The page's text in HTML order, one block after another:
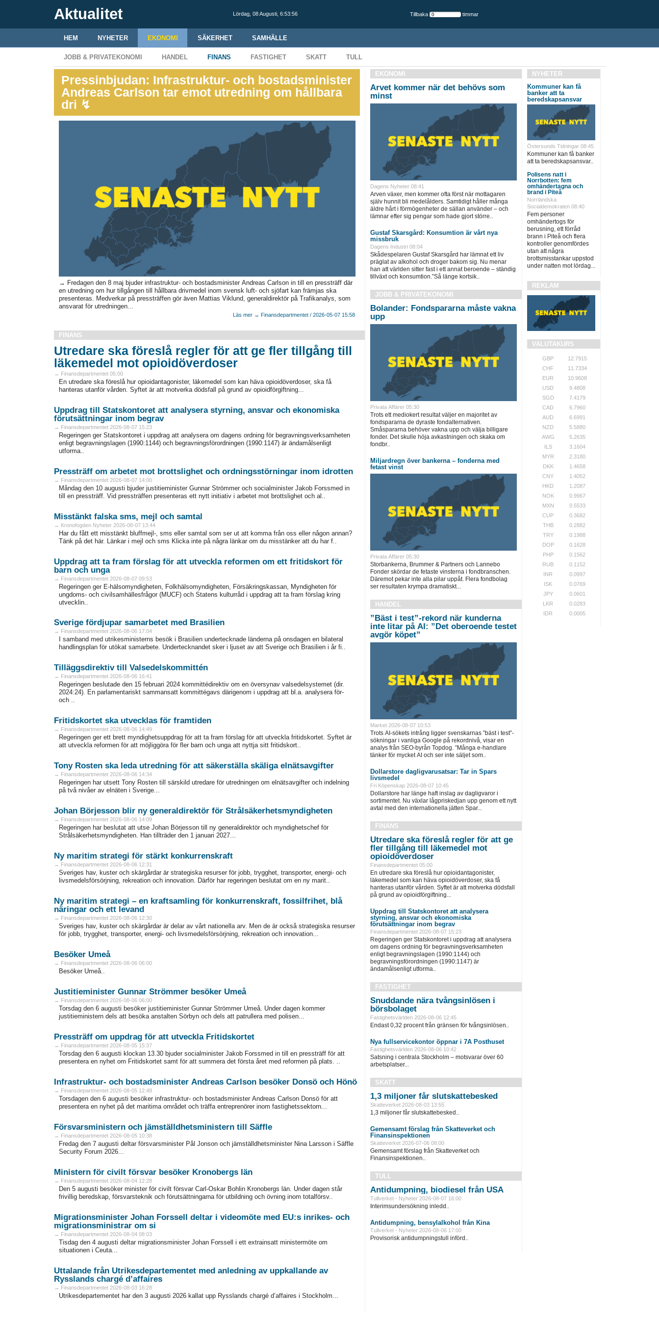
Aktualitet Lördag, 08 Augusti, 6:53:57 Tillbaka timmar
HEM NYHETER EKONOMI SÄKERHET SAMHÄLLE
JOBB & PRIVATEKONOMI HANDEL FINANS FASTIGHET SKATT TULL
Pressinbjudan: Infrastruktur- och bostadsminister
Andreas Carlson tar emot utredning om hållbara
dri ↯
→ Fredagen den 8 maj bjuder infrastruktur- och bostadsminister Andreas Carlson in till en pressträff där
en utredning om hur tillgången till hållbara drivmedel inom svensk luft- och sjöfart kan främjas ska
presenteras. Medverkar på pressträffen gör även Mattias Viklund, generaldirektör på Trafikanalys, som
ansvarat för utredningen...
Läs mer → Finansdepartmentet / 2026-05-07 15:58
FINANS
Utredare ska föreslå regler för att ge fler tillgång till
läkemedel mot opioidöverdoser
→ Finansdepartmentet 05:00
En utredare ska föreslå hur opioidantagonister, läkemedel som kan häva opioidöverdoser, ska få
hanteras utanför vården. Syftet är att motverka dödsfall på grund av opioidförgiftning...
Uppdrag till Statskontoret att analysera styrning, ansvar och ekonomiska
förutsättningar inom begrav
→ Finansdepartmentet 2026-08-07 15:23
Regeringen ger Statskontoret i uppdrag att analysera om dagens ordning för begravningsverksamheten
enligt begravningslagen (1990:1144) och begravningsförordningen (1990:1147) är ändamålsenligt
utforma..
Pressträff om arbetet mot brottslighet och ordningsstörningar inom idrotten
→ Finansdepartmentet 2026-08-07 14:00
Måndag den 10 augusti bjuder justitieminister Gunnar Strömmer och socialminister Jakob Forssmed in
till en pressträff. Vid pressträffen presenteras ett nytt initiativ i arbetet mot brottslighet och al..
Misstänkt falska sms, mejl och samtal
→ Kronofogden Nyheter 2026-08-07 13:44
Har du fått ett misstänkt bluffmejl-, sms eller samtal som ser ut att komma från oss eller någon annan?
Tänk på det här. Länkar i mejl och sms Klicka inte på några länkar om du misstänker att du har f..
Uppdrag att ta fram förslag för att utveckla reformen om ett fritidskort för
barn och unga
→ Finansdepartmentet 2026-08-07 09:53
Regeringen ger E-hälsomyndigheten, Folkhälsomyndigheten, Försäkringskassan, Myndigheten för
ungdoms- och civilsamhällesfrågor (MUCF) och Statens kulturråd i uppdrag att ta fram förslag kring
utvecklin..
Sverige fördjupar samarbetet med Brasilien
→ Finansdepartmentet 2026-08-06 17:04
I samband med utrikesministerns besök i Brasilien undertecknade länderna på onsdagen en bilateral
handlingsplan för utökat samarbete. Undertecknandet sker i ljuset av att Sverige och Brasilien i år fi..
Tilläggsdirektiv till Valsedelskommittén
→ Finansdepartmentet 2026-08-06 16:41
Regeringen beslutade den 15 februari 2024 kommittédirektiv om en översynav valsedelsystemet (dir.
2024:24). En parlamentariskt sammansatt kommittégavs därigenom i uppdrag att bl.a. analysera för-
och ..
Fritidskortet ska utvecklas för framtiden
→ Finansdepartmentet 2026-08-06 14:49
Regeringen ger ett brett myndighetsuppdrag för att ta fram förslag för att utveckla fritidskortet. Syftet är
att utveckla reformen för att möjliggöra för fler barn och unga att nyttja sitt fritidskort..
Tony Rosten ska leda utredning för att säkerställa skäliga elnätsavgifter
→ Finansdepartmentet 2026-08-06 14:34
Regeringen har utsett Tony Rosten till särskild utredare för utredningen om elnätsavgifter och indelning
på två nivåer av elnäten i Sverige...
Johan Börjesson blir ny generaldirektör för Strålsäkerhetsmyndigheten
→ Finansdepartmentet 2026-08-06 14:09
Regeringen har beslutat att utse Johan Börjesson till ny generaldirektör och myndighetschef för
Strålsäkerhetsmyndigheten. Han tillträder den 1 januari 2027...
Ny maritim strategi för stärkt konkurrenskraft
→ Finansdepartmentet 2026-08-06 12:31
Sveriges hav, kuster och skärgårdar är strategiska resurser för jobb, trygghet, transporter, energi- och
livsmedelsförsörjning, rekreation och innovation. Därför har regeringen beslutat om en ny marit..
Ny maritim strategi – en kraftsamling för konkurrenskraft, fossilfrihet, blå
näringar och ett levand
→ Finansdepartmentet 2026-08-06 12:30
Sveriges hav, kuster och skärgårdar är delar av vårt nationella arv. Men de är också strategiska resurser
för jobb, trygghet, transporter, energi- och livsmedelsförsörjning, rekreation och innovation...
Besöker Umeå
→ Finansdepartmentet 2026-08-06 06:00
Besöker Umeå..
Justitieminister Gunnar Strömmer besöker Umeå
→ Finansdepartmentet 2026-08-06 06:00
Torsdag den 6 augusti besöker justitieminister Gunnar Strömmer Umeå. Under dagen kommer
justitieministern dels att besöka anstalten Sörbyn och dels att patrullera med polisen...
Pressträff om uppdrag för att utveckla Fritidskortet
→ Finansdepartmentet 2026-08-05 15:37
Torsdag den 6 augusti klockan 13.30 bjuder socialminister Jakob Forssmed in till en pressträff för att
presentera en nyhet om Fritidskortet samt för att summera det första året med reformen på plats. ..
Infrastruktur- och bostadsminister Andreas Carlson besöker Donsö och Hönö
→ Finansdepartmentet 2026-08-05 12:48
Torsdagen den 6 augusti besöker infrastruktur- och bostadsminister Andreas Carlson Donsö för att
presentera en nyhet på det maritima området och träffa entreprenörer inom fastighetssektorn...
Försvarsministern och jämställdhetsministern till Säffle
→ Finansdepartmentet 2026-08-05 10:38
Fredag den 7 augusti deltar försvarsminister Pål Jonson och jämställdhetsminister Nina Larsson i Säffle
Security Forum 2026...
Ministern för civilt försvar besöker Kronobergs län
→ Finansdepartmentet 2026-08-04 12:28
Den 5 augusti besöker minister för civilt försvar Carl-Oskar Bohlin Kronobergs län. Under dagen står
frivillig beredskap, försvarsteknik och förutsättningarna för utbildning och övning inom totalförsv..
Migrationsminister Johan Forssell deltar i videomöte med EU:s inrikes- och
migrationsministrar om si
→ Finansdepartmentet 2026-08-04 08:03
Tisdag den 4 augusti deltar migrationsminister Johan Forssell i ett extrainsatt ministermöte om
situationen i Ceuta...
Uttalande från Utrikesdepartementet med anledning av uppkallande av
Rysslands chargé d’affaires
→ Finansdepartmentet 2026-08-03 16:28
Utrikesdepartementet har den 3 augusti 2026 kallat upp Rysslands chargé d’affaires i Stockholm...
EKONOMI
Arvet kommer när det behövs som
minst
Dagens Nyheter 08:41
Arven växer, men kommer ofta först när mottagaren
själv hunnit bli medelålders. Samtidigt håller många
äldre hårt i förmögenheter de sällan använder – och
lämnar efter sig pengar som hade gjort större..
Gustaf Skarsgård: Konsumtion är vårt nya
missbruk
Dagens Industri 08:04
Skådespelaren Gustaf Skarsgård har lämnat ett liv
präglat av alkohol och droger bakom sig. Nu menar
han att världen sitter fast i ett annat beroende – ständig
tillväxt och konsumtion.”Så länge kortsik..
JOBB & PRIVATEKONOMI
Bolander: Fondspararna måste vakna
upp
Privata Affärer 05:30
Trots ett mediokert resultat väljer en majoritet av
fondspararna de dyraste fondalternativen.
Småspararna behöver vakna upp och välja billigare
fonder. Det skulle höja avkastningen och skaka om
fondbr..
Miljardregn över bankerna – fonderna med
fetast vinst
Privata Affärer 05:30
Storbankerna, Brummer & Partners och Lannebo
Fonder skördar de fetaste vinsterna i fondbranschen.
Däremot pekar inte alla pilar uppåt. Flera fondbolag
ser resultaten krympa dramatiskt...
HANDEL
”Bäst i test”-rekord när kunderna
inte litar på AI: ”Det oberoende testet
avgör köpet”
Market 2026-08-07 10:53
Trots AI-sökets intrång ligger svenskarnas ”bäst i test”-
sökningar i vanliga Google på rekordnivå, visar en
analys från SEO-byrån Topdog. ”Många e-handlare
tänker för mycket AI och ser inte säljet som..
Dollarstore dagligvarusatsar: Tar in Spars
livsmedel
Fri Köpenskap 2026-08-07 10:45
Dollarstore har länge haft inslag av dagligvaror i
sortimentet. Nu växlar lågpriskedjan upp genom ett nytt
avtal med den internationella jätten Spar...
FINANS
Utredare ska föreslå regler för att ge
fler tillgång till läkemedel mot
opioidöverdoser
Finansdepartmentet 05:00
En utredare ska föreslå hur opioidantagonister,
läkemedel som kan häva opioidöverdoser, ska få
hanteras utanför vården. Syftet är att motverka dödsfall
på grund av opioidförgiftning...
Uppdrag till Statskontoret att analysera
styrning, ansvar och ekonomiska
förutsättningar inom begrav
Finansdepartmentet 2026-08-07 15:23
Regeringen ger Statskontoret i uppdrag att analysera
om dagens ordning för begravningsverksamheten
enligt begravningslagen (1990:1144) och
begravningsförordningen (1990:1147) är
ändamålsenligt utforma..
FASTIGHET
Snuddande nära tvångsinlösen i
börsbolaget
Fastighetsvärlden 2026-08-06 12:45
Endast 0,32 procent från gränsen för tvångsinlösen..
Nya fullservicekontor öppnar i 7A Posthuset
Fastighetsvärlden 2026-08-06 10:42
Satsning i centrala Stockholm – motsvarar över 60
arbetsplatser...
SKATT
1,3 miljoner får slutskattebesked
Skatteverket 2026-08-03 13:55
1,3 miljoner får slutskattebesked..
Gemensamt förslag från Skatteverket och
Finansinspektionen
Skatteverket 2026-07-06 08:00
Gemensamt förslag från Skatteverket och
Finansinspektionen..
TULL
Antidumpning, biodiesel från USA
Tullverket - Nyheter 2026-08-07 16:00
Interimsundersökning inledd..
Antidumpning, bensylalkohol från Kina
Tullverket - Nyheter 2026-08-06 17:00
Provisorisk antidumpningstull införd..
NYHETER
Kommuner kan få
banker att ta
beredskapsansvar
Östersunds Tidningar 08:45
Kommuner kan få banker
att ta beredskapsansvar..
Polisens natt i
Norrbotten: fem
omhändertagna och
brand i Piteå
Norrländska
Socialdemokraten 08:40
Fem personer
omhändertogs för
berusning, ett förråd
brann i Piteå och flera
kontroller genomfördes
utan att några
brottsmisstankar uppstod
under natten mot lördag...
REKLAM
VALUTAKURS
GBP
12.7915
CHF
11.7334
EUR
10.9608
USD
9.4808
SGD
7.4179
CAD
6.7960
AUD
6.6991
NZD
5.5880
AWG
5.2635
ILS
3.1604
MYR
2.3180
DKK
1.4658
CNY
1.4052
HKD
1.2087
NOK
0.9967
MXN
0.5533
CUP
0.3682
THB
0.2882
TRY
0.1988
DOP
0.1628
PHP
0.1562
RUB
0.1152
INR
0.0997
ISK
0.0769
JPY
0.0601
LKR
0.0283
IDR
0.0005